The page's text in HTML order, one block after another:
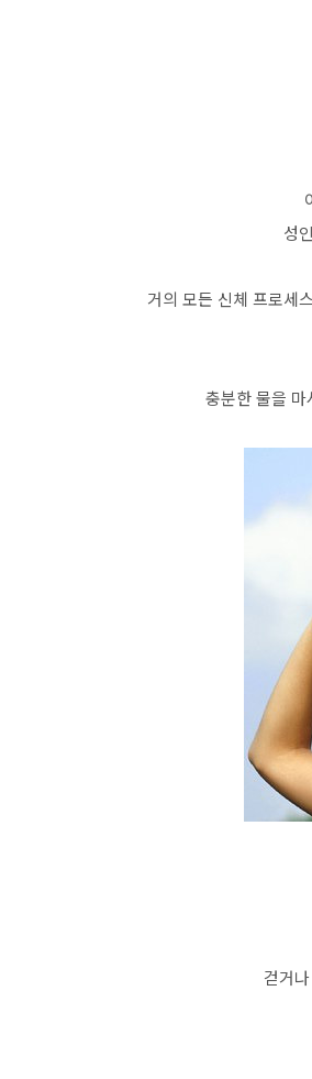
성
거의 모든 신체 프로세
충분한 물을
걷거